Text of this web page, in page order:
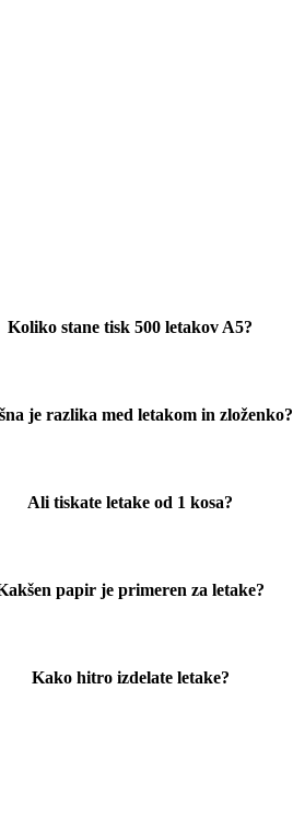
Koliko stane tisk 500 letakov A5?
je razlika med letakom in zloženko?
Ali tiskate letake od 1 kosa?
papir je primeren za letake?
Kako hitro izdelate letake?